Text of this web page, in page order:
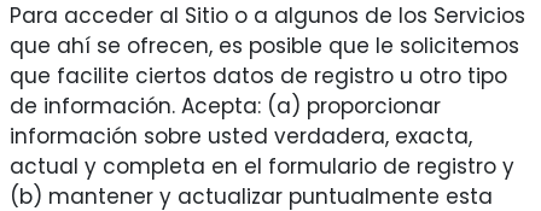
Para acceder al Sitio o a algunos de los Servicios
que ahí se ofrecen, es posible que le solicitemos
que facilite ciertos datos de registro u otro tipo
de información. Acepta: (a) proporcionar
información sobre usted verdadera, exacta,
actual y completa en el formulario de registro y
(b) mantener y actualizar puntualmente esta